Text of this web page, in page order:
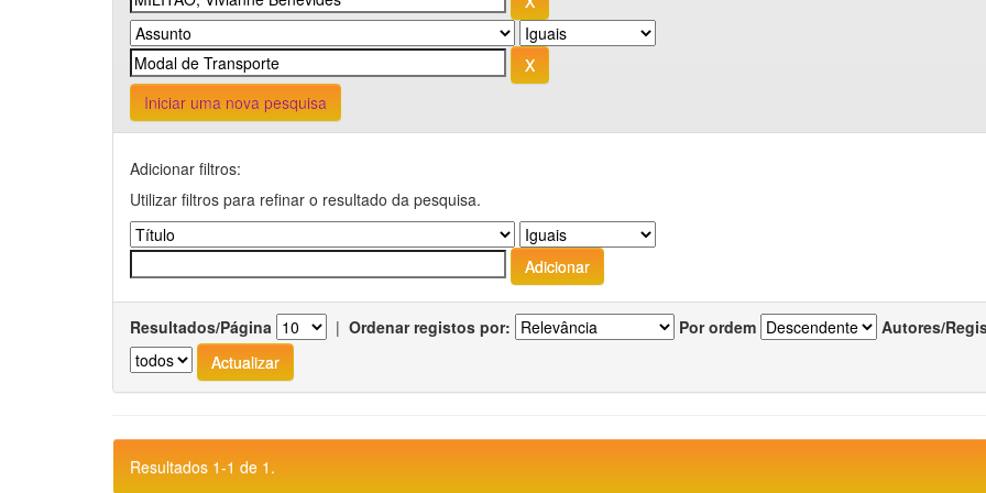
Iniciar uma nova pesquisa
Adicionar filtros:
Utilizar filtros para refinar o resultado da pesquisa.
Resultados/Página | Ordenar registos por: Por ordem Autores/
Resultados 1-1 de 1.